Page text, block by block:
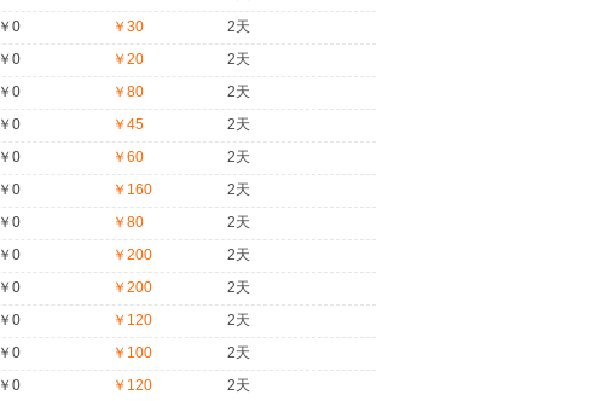
￥0 ￥30
2天
￥0 ￥20
2天
￥0 ￥80
2天
￥0 ￥45
2天
￥0 ￥60
2天
￥0 ￥160
2天
￥0 ￥80
2天
￥0 ￥200
2天
￥0 ￥200
2天
￥0 ￥120
2天
￥0 ￥100
2天
￥0 ￥120
2天